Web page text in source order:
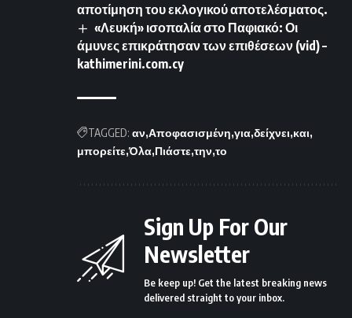
αποτίμηση του εκλογικού αποτελέσματος.
«Λευκή» ισοπαλία στο Παφιακό: Οι
άμυνες επικράτησαν των επιθέσεων (vid) –
kathimerini.com.cy
TAGGED: αν Αποφασισμένη για δείχνει και
μπορείτε Όλα Πιάστε την το
Sign Up For Our
Newsletter
Be keep up! Get the latest breaking news
delivered straight to your inbox.